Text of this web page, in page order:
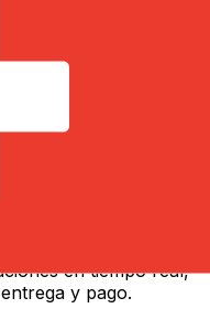
Xe
en tiempo real,
y pago.